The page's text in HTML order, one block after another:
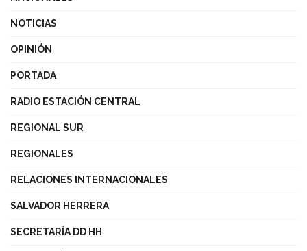
NOTICIAS
OPINIÓN
PORTADA
RADIO ESTACIÓN CENTRAL
REGIONAL SUR
REGIONALES
RELACIONES INTERNACIONALES
SALVADOR HERRERA
SECRETARÍA DD HH